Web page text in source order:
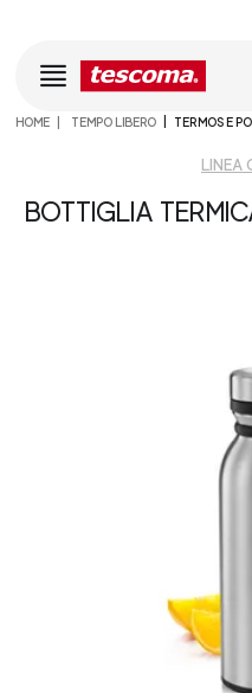
HOME TEMPO LIBERO TERMOS E
LINEA
BOTTIGLIA